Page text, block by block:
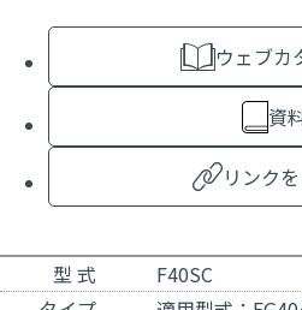
ウェブカ
資
リンク
型 式
F40SC